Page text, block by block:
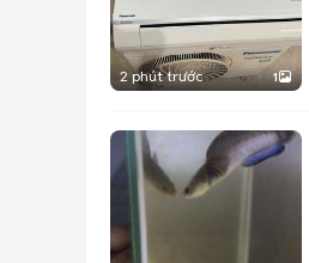
2 phút trước 1